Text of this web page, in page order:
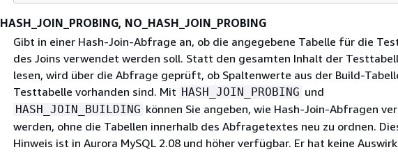
HASH_JOIN_PROBING, NO_HASH_JOIN_PROBING
Gibt in einer Hash-Join-Abfrage an, ob die angegebene Tabelle für die
des Joins verwendet werden soll. Statt den gesamten Inhalt der
lesen, wird über die Abfrage geprüft, ob Spaltenwerte aus der Build-
Testtabelle vorhanden sind. Mit HASH_JOIN_PROBING und
HASH_JOIN_BUILDING können Sie angeben, wie Hash-Join-Abfragen
werden, ohne die Tabellen innerhalb des Abfragetextes neu zu ordnen.
Hinweis ist in Aurora MySQL 2.08 und höher verfügbar. Er hat keine